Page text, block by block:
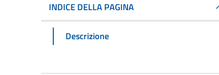
INDICE DELLA PAGINA
Descrizione